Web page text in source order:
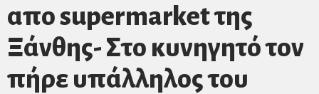
απο supermarket της
Ξάνθης- Στο κυνηγητό τον
πήρε υπάλληλος του